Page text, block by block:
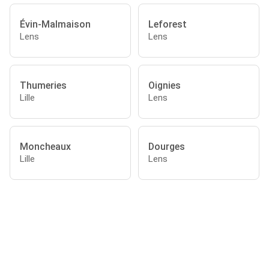
Évin-Malmaison
Lens
Leforest
Lens
Thumeries
Lille
Oignies
Lens
Moncheaux
Lille
Dourges
Lens